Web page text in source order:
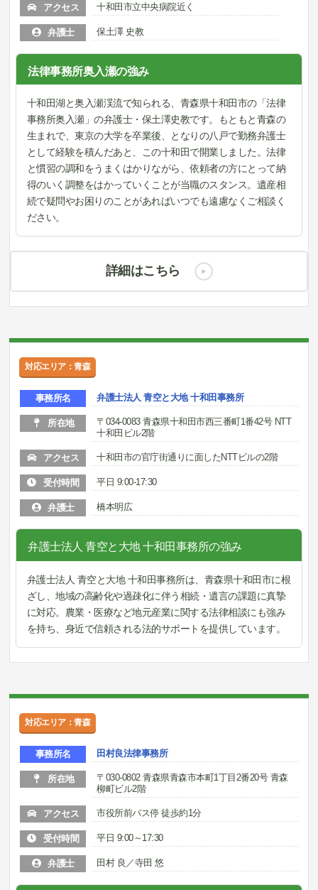
アクセス 十和田市立中央病院近く
弁護士 保土澤 史教
法律事務所奥入瀬の強み
十和田湖と奥入瀬渓流で知られる、青森県十和田市の「法律
事務所奥入瀬」の弁護士・保土澤史教です。もともと青森の
生まれで、東京の大学を卒業後、となりの八戸で勤務弁護士
として経験を積んだあと、この十和田で開業しました。法律
と慣習の調和をうまくはかりながら、依頼者の方にとって納
得のいく調整をはかっていくことが当職のスタンス。遺産相
続で疑問やお困りのことがあればいつでも遠慮なくご相談く
ださい。
詳細はこちら
対応エリア：青森
事務所名 弁護士法人 青空と大地 十和田事務所
所在地
〒034-0083 青森県十和田市西三番町1番42号 NTT
十和田ビル2階
アクセス 十和田市の官庁街通りに面したNTTビルの2階
受付時間 平日 9:00-17:30
弁護士 橋本明広
弁護士法人 青空と大地 十和田事務所の強み
弁護士法人 青空と大地 十和田事務所は、青森県十和田市に根
ざし、地域の高齢化や過疎化に伴う相続・遺言の課題に真摯
に対応。農業・医療など地元産業に関する法律相談にも強み
を持ち、身近で信頼される法的サポートを提供しています。
対応エリア：青森
事務所名 田村良法律事務所
所在地
〒030-0802 青森県青森市本町1丁目2番20号 青森
柳町ビル2階
アクセス 市役所前バス停 徒歩約1分
受付時間 平日 9:00～17:30
弁護士 田村 良／寺田 悠